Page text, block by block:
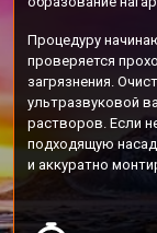
Процедуру
проверяется
загрязнения.
ультразвуковой
растворов. Если
подходящую
и аккуратно